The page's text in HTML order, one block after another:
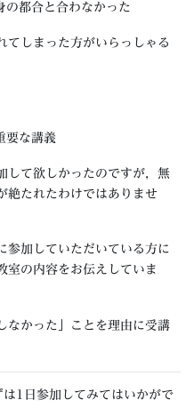
の都合と合わなかった
てしまった方がいらっしゃる
要な講義
して欲しかったのですが，無
絶たれたわけではありませ
参加していただいている方に
室の内容をお伝えしていま
なかった」ことを理由に受講
は1日参加してみてはいかがで